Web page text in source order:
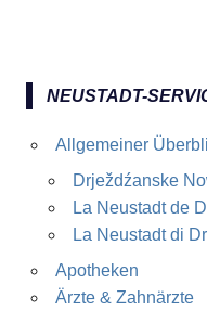
NEUSTADT-
Allgemeiner
Drježdźanske
La Neustadt de
La Neustadt di
Apotheken
Ärzte & Zahnärzte